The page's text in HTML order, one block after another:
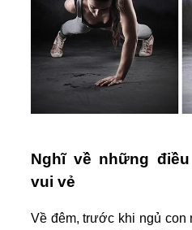
Nghĩ về những
vui vẻ
Về đêm, trước khi ngủ